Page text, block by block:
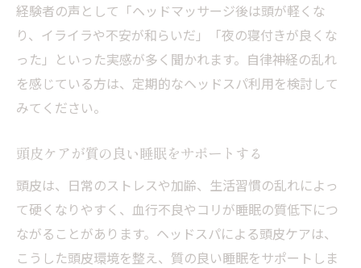
経験者の声として「ヘッドマッサージ後は頭が軽くな
り、イライラや不安が和らいだ」「夜の寝付きが良くな
った」といった実感が多く聞かれます。自律神経の乱れ
を感じている方は、定期的なヘッドスパ利用を検討して
みてください。
頭皮ケアが質の良い睡眠をサポートする
頭皮は、日常のストレスや加齢、生活習慣の乱れによっ
て硬くなりやすく、血行不良やコリが睡眠の質低下につ
ながることがあります。ヘッドスパによる頭皮ケアは、
こうした頭皮環境を整え、質の良い睡眠をサポートしま